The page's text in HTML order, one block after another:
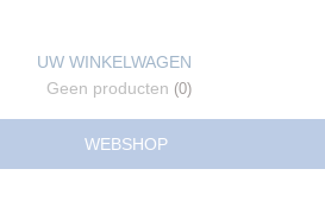
UW WINKELWAGEN
Geen producten (0)
WEBSHOP